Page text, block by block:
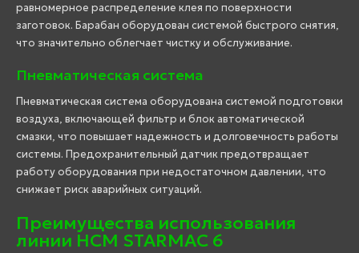
равномерное распределение клея по поверхности
заготовок. Барабан оборудован системой быстрого снятия,
что значительно облегчает чистку и обслуживание.
Пневматическая система
Пневматическая система оборудована системой подготовки
воздуха, включающей фильтр и блок автоматической
смазки, что повышает надежность и долговечность работы
системы. Предохранительный датчик предотвращает
работу оборудования при недостаточном давлении, что
снижает риск аварийных ситуаций.
Преимущества использования
линии HCM STARMAC 6